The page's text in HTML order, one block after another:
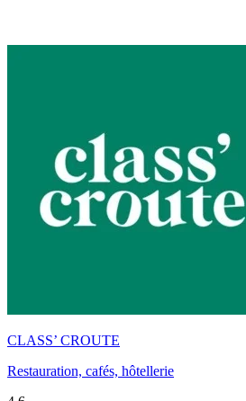
CLASS’ CROUTE
Restauration, cafés, hôtellerie